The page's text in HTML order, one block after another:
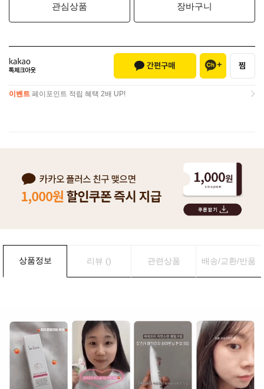
관심상품 장바구니
이벤트 페이포인트 적립 혜택 2배 UP!
상품정보 리뷰 () 관련상품 배송/교환/반품